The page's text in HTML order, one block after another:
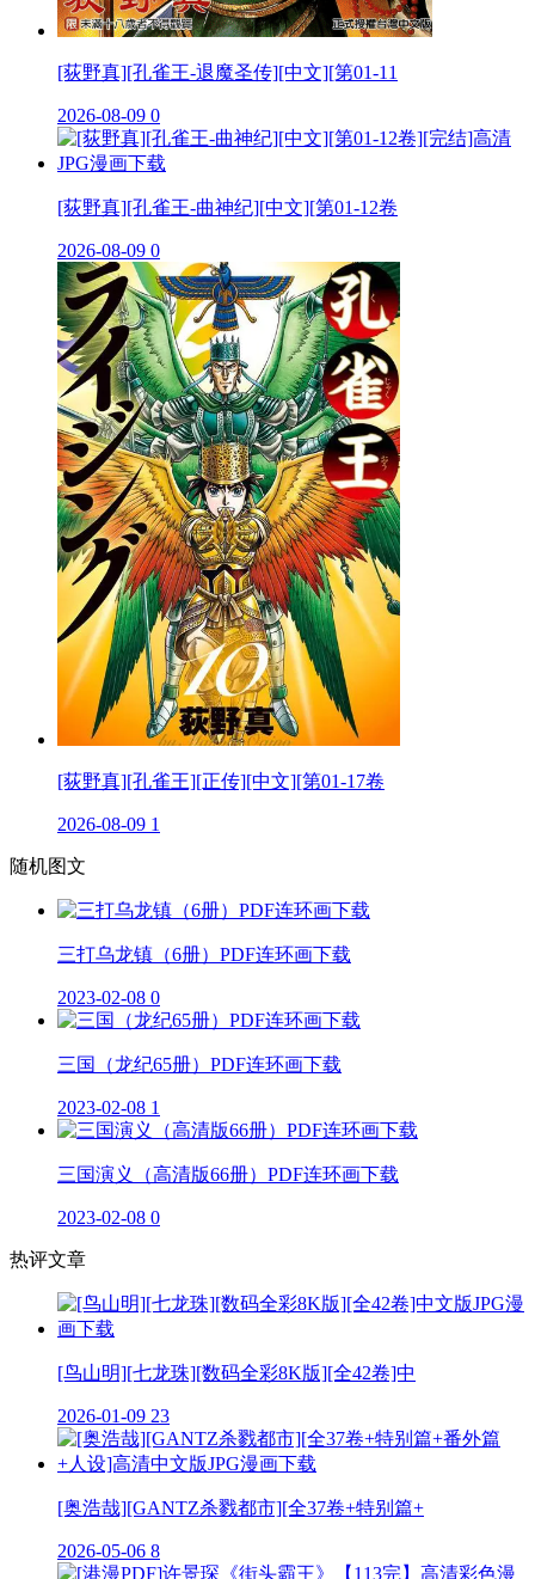
[荻野真][孔雀王-退魔圣传][中文][第01-11
2026-08-09 0
[荻野真][孔雀王-曲神纪][中文][第01-12卷
2026-08-09 0
[荻野真][孔雀王][正传][中文][第01-17卷
2026-08-09 1
随机图文
三打乌龙镇（6册）PDF连环画下载
2023-02-08 0
三国（龙纪65册）PDF连环画下载
2023-02-08 1
三国演义（高清版66册）PDF连环画下载
2023-02-08 0
热评文章
[鸟山明][七龙珠][数码全彩8K版][全42卷]中
2026-01-09 23
[奥浩哉][GANTZ杀戮都市][全37卷+特别篇+
2026-05-06 8